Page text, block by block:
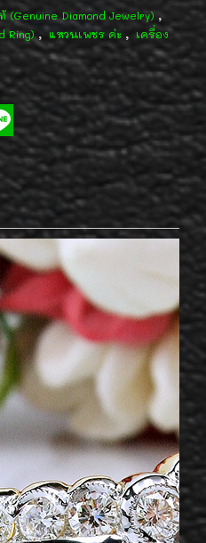
(Genuine Diamond Jewelry) ,
Ring) , แหวนเพชร ค่ะ , เครื่อง